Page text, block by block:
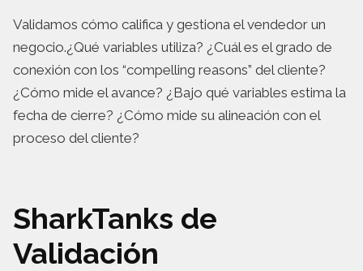
Validamos cómo califica y gestiona el vendedor un
negocio.¿Qué variables utiliza? ¿Cuál es el grado de
conexión con los “compelling reasons” del cliente?
¿Cómo mide el avance? ¿Bajo qué variables estima la
fecha de cierre? ¿Cómo mide su alineación con el
proceso del cliente?
SharkTanks de
Validación